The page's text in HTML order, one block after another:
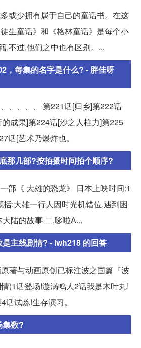
或少拥有属于自己的童话书。在这
生童话》和《格林童话》是每个小
,不过,他们之中也有区别。...
，每集的名字是什么? - 胖佳呀
、、、、 第221话[归乡]第222话
成果]第224话[沙之人柱力]第225
话[艺术乃爆炸也。
那几部?按拍摄时间拍个顺序?
部《 大雄的恐龙》 日本上映时间:1
:大雄一行人因时光机错位,遇到困
陆的故事 二,哆啦A...
是主线剧情? - lwh218 的回答
原著与动画原创已标注波之国篇『波
)1话登场!漩涡鸣人2话我是木叶丸!
话试炼!生存演习。
集数?